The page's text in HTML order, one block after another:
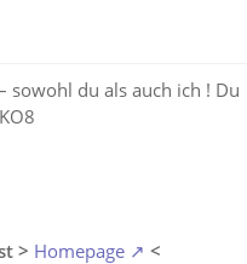
sowohl du als auch ich ! Du
> Homepage <